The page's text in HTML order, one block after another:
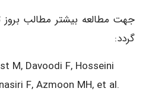
جهت مطالعه بیشتر مطالب بروز
گردد:
M, Davoodi F, Hosseini
F, Azmoon MH, et al.